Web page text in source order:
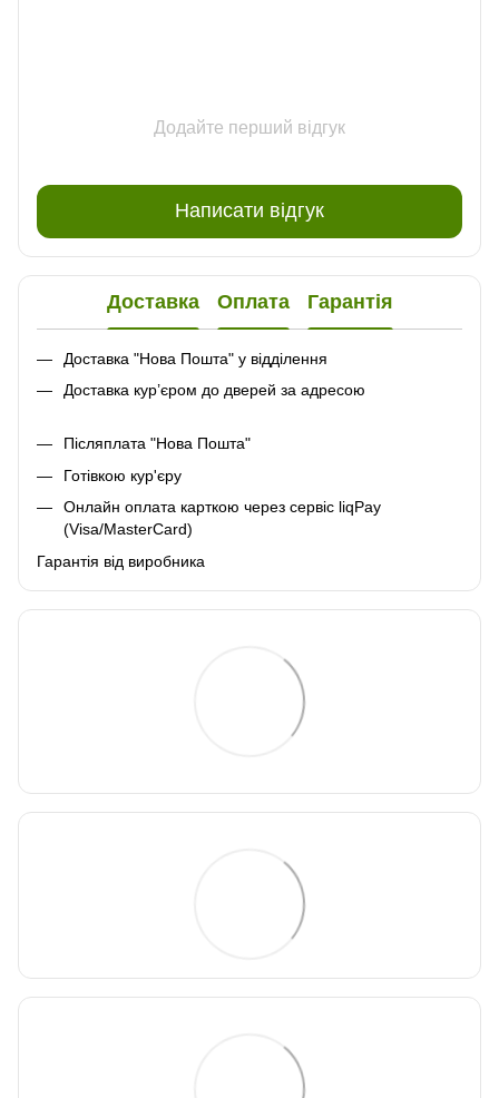
Додайте перший відгук
Написати відгук
Доставка Оплата Гарантія
Доставка "Нова Пошта" у відділення
Доставка кур’єром до дверей за адресою
Післяплата "Нова Пошта"
Готівкою кур'єру
Онлайн оплата карткою через сервіс liqPay
(Visa/MasterCard)
Гарантія від виробника